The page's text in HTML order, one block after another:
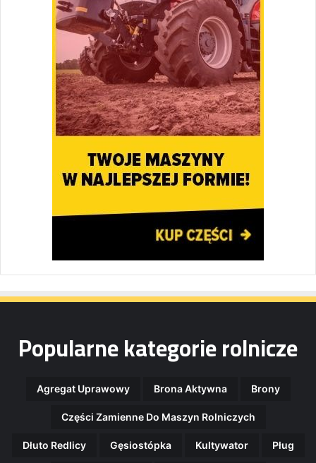
Popularne kategorie rolnicze
Agregat Uprawowy Brona Aktywna Brony
Części Zamienne Do Maszyn Rolniczych
Dłuto Redlicy Gęsiostópka Kultywator Pług